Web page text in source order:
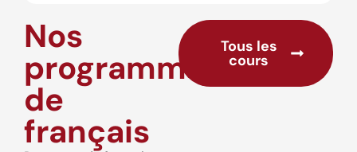
Nos
programmes
de
français
Tous les
cours